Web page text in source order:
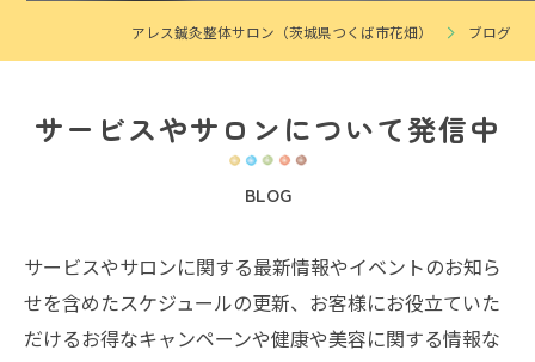
アレス鍼灸整体サロン（茨城県つくば市花畑） ブログ
サービスやサロンについて発信中
BLOG
サービスやサロンに関する最新情報やイベントのお知ら
せを含めたスケジュールの更新、お客様にお役立ていた
だけるお得なキャンペーンや健康や美容に関する情報な